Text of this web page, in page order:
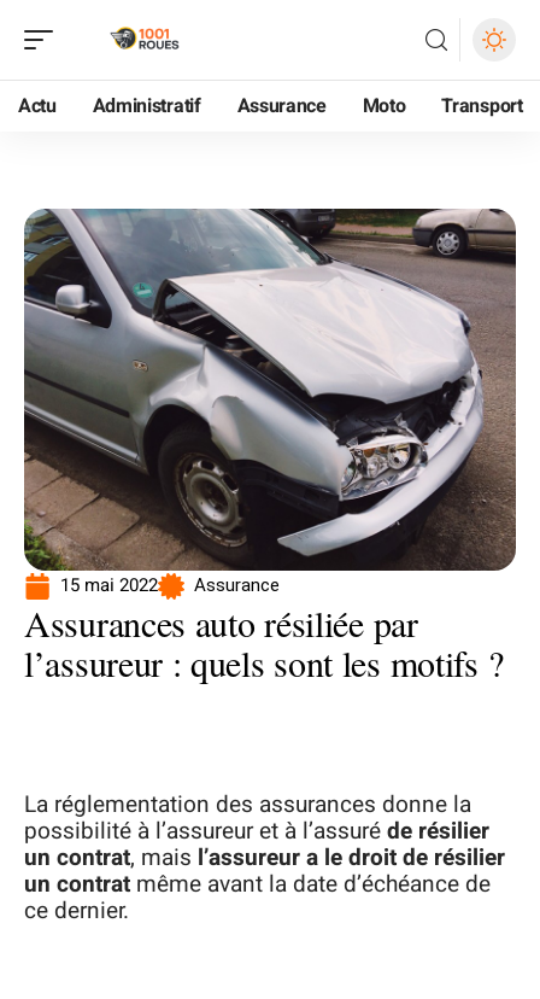
Actu Administratif Assurance Moto Transport
15 mai 2022 Assurance
Assurances auto résiliée par
l’assureur : quels sont les motifs ?
La réglementation des assurances donne la
possibilité à l’assureur et à l’assuréde résilier
un contrat, mais l’assureur a le droit de résilier
un contrat même avant la date d’échéance de
ce dernier.